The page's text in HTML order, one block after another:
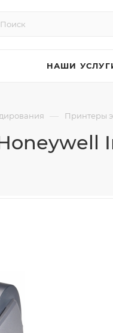
НАШИ
— Принтеры